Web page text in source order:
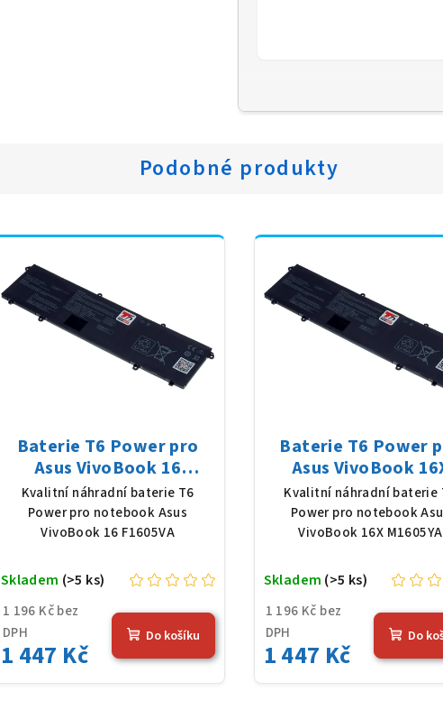
Podobné produkty
Baterie T6 Power pro
Asus VivoBook 16
F1605VA, Li-Poly, 11,55
V, 3640 mAh (42 Wh),
černá
Kvalitní náhradní baterie T6
Power pro notebook Asus
VivoBook 16 F1605VA
1 196 Kč bez
DPH
1 447 Kč
Skladem (>5 ks)
Do košíku
Baterie T6 Power
Asus VivoBook
M1605YA, Li-Poly,
V, 3640 mAh (42
černá
Kvalitní náhradní baterie
Power pro notebook
VivoBook 16X M1605YA
1 196 Kč bez
DPH
1 447 Kč
Skladem (>5 ks)
Do